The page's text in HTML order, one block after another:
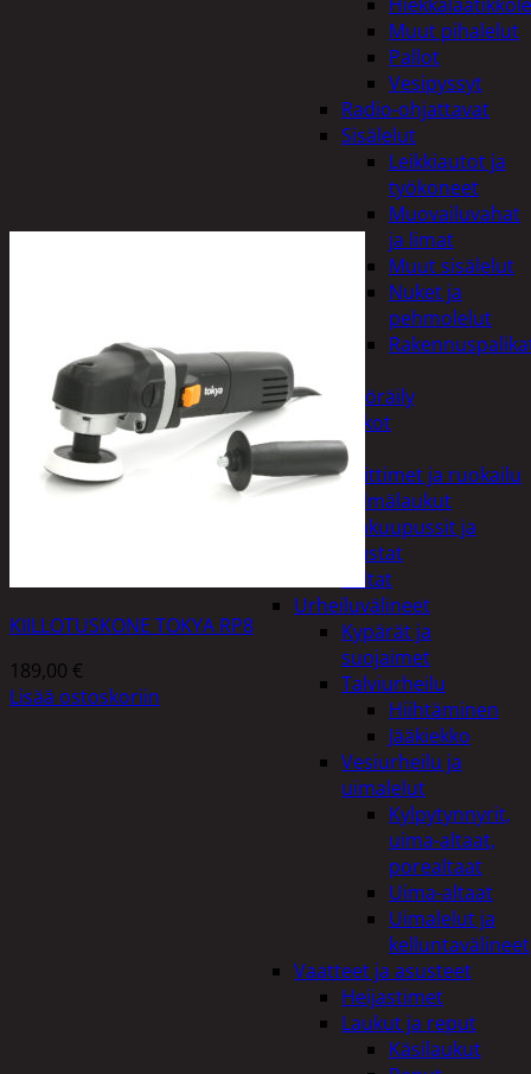
Muut pihalelut
Pallot
Vesipyssyt
Radio-ohjattavat
Sisälelut
Leikkiautot ja
työkoneet
Muovailuvahat
ja limat
Muut sisälelut
Nuket ja
pehmolelut
Polkupyöräily
Lukot
Retkeily
Keittimet ja ruokailu
Kylmälaukut
Makuupussit ja
alustat
Teltat
Urheiluvälineet
Kypärät ja
suojaimet
Talviurheilu
Hiihtäminen
Jääkiekko
Vesiurheilu ja
uimalelut
Kylpytynnyrit,
uima-altaat,
porealtaat
Uima-altaat
Uimalelut ja
kelluntavälineet
Vaatteet ja asusteet
Heijastimet
Laukut ja reput
Käsilaukut
KIILLOTUSKONE TOKYA RP8
189,00 €
Lisää ostoskoriin